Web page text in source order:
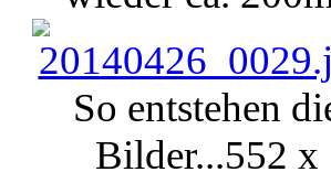
So entstehen
Bilder...552 x